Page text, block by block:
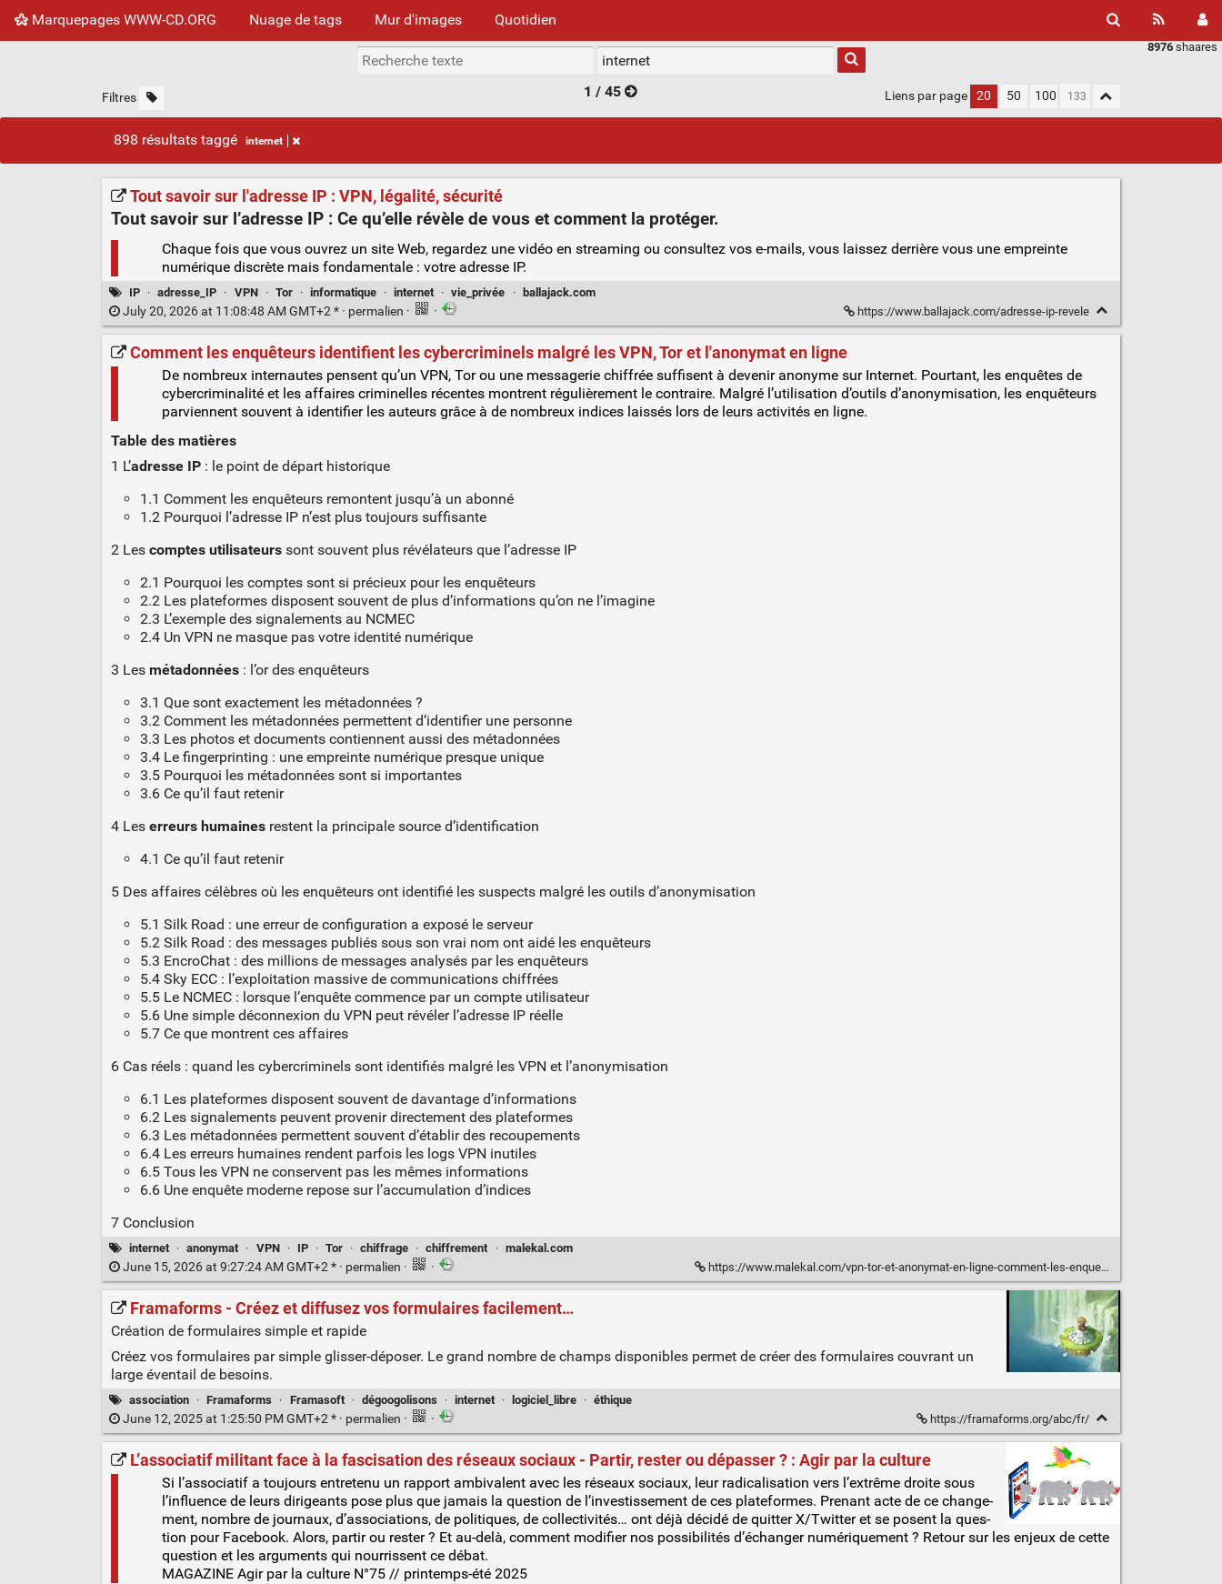
Marquepages WWW-CD.ORG Nuage de tags Mur d'images Quotidien
8976 shaares
Filtres 1 / 45 Liens par page 20 50 100
898 résultats taggé internet
Tout savoir sur l'adresse IP : VPN, légalité, sécurité
Tout savoir sur l’adresse IP: Ce qu’elle révèle de vous et comment la protéger.
Chaque fois que vous ouvrez un site Web, regardez une vidéo en streaming ou consultez vos e-mails, vous laissez derrière vous une empreinte
numérique discrète mais fondamentale : votre adresse IP.
IP · adresse_IP · VPN · Tor · informatique · internet · vie_privée · ballajack.com
July 20, 2026 at 11:08:48 AM GMT+2 * · permalien · · https://www.ballajack.com/adresse-ip-revele
Comment les enquêteurs identifient les cybercriminels malgré les VPN, Tor et l'anonymat en ligne
De nombreux internautes pensent qu’un VPN, Tor ou une messagerie chiffrée suffisent à devenir anonyme sur Internet. Pourtant, les enquêtes de
cybercriminalité et les affaires criminelles récentes montrent régulièrement le contraire. Malgré l’utilisation d’outils d’anonymisation, les enquêteurs
parviennent souvent à identifier les auteurs grâce à de nombreux indices laissés lors de leurs activités en ligne.
Table des matières
1 L’adresse IP: le point de départ historique
1.1 Comment les enquêteurs remontent jusqu’à un abonné
1.2 Pourquoi l’adresse IP n’est plus toujours suffisante
2 Les comptes utilisateurssont souvent plus révélateurs que l’adresse IP
2.1 Pourquoi les comptes sont si précieux pour les enquêteurs
2.2 Les plateformes disposent souvent de plus d’informations qu’on ne l’imagine
2.3 L’exemple des signalements au NCMEC
2.4 Un VPN ne masque pas votre identité numérique
3 Les métadonnées: l’or des enquêteurs
3.1 Que sont exactement les métadonnées ?
3.2 Comment les métadonnées permettent d’identifier une personne
3.3 Les photos et documents contiennent aussi des métadonnées
3.4 Le fingerprinting : une empreinte numérique presque unique
3.5 Pourquoi les métadonnées sont si importantes
3.6 Ce qu’il faut retenir
4 Les erreurs humainesrestent la principale source d’identification
4.1 Ce qu’il faut retenir
5 Des affaires célèbres où les enquêteurs ont identifié les suspects malgré les outils d’anonymisation
5.1 Silk Road : une erreur de configuration a exposé le serveur
5.2 Silk Road : des messages publiés sous son vrai nom ont aidé les enquêteurs
5.3 EncroChat : des millions de messages analysés par les enquêteurs
5.4 Sky ECC : l’exploitation massive de communications chiffrées
5.5 Le NCMEC : lorsque l’enquête commence par un compte utilisateur
5.6 Une simple déconnexion du VPN peut révéler l’adresse IP réelle
5.7 Ce que montrent ces affaires
6 Cas réels : quand les cybercriminels sont identifiés malgré les VPN et l’anonymisation
6.1 Les plateformes disposent souvent de davantage d’informations
6.2 Les signalements peuvent provenir directement des plateformes
6.3 Les métadonnées permettent souvent d’établir des recoupements
6.4 Les erreurs humaines rendent parfois les logs VPN inutiles
6.5 Tous les VPN ne conservent pas les mêmes informations
6.6 Une enquête moderne repose sur l’accumulation d’indices
7 Conclusion
internet · anonymat · VPN · IP · Tor · chiffrage · chiffrement · malekal.com
June 15, 2026 at 9:27:24 AM GMT+2 * · permalien · · https://www.malekal.com/vpn-tor-et-anonymat-en-ligne-comment-les-enqueteurs-retrouvent-les-cybercriminels/
Framaforms - Créez et diffusez vos formulaires facilement…
Création de formulaires simple et rapide
Créez vos formulaires par simple glisser-déposer. Le grand nombre de champs disponibles permet de créer des formulaires couvrant un
large éventail de besoins.
association · Framaforms · Framasoft · dégoogolisons · internet · logiciel_libre · éthique
June 12, 2025 at 1:25:50 PM GMT+2 * · permalien · · https://framaforms.org/abc/fr/
L’associatif militant face à la fascisation des réseaux sociaux - Partir, rester ou dépasser ? : Agir par la culture
Si l’associatif a tou­jours entre­te­nu un rap­port ambi­va­lent avec les réseaux sociaux, leur radi­ca­li­sa­tion vers l’extrême droite sous
l’influence de leurs diri­geants pose plus que jamais la ques­tion de l’investissement de ces pla­te­formes. Pre­nant acte de ce chan­ge­
ment, nombre de jour­naux, d’associations, de poli­tiques, de col­lec­ti­vi­tés… ont déjà déci­dé de quit­ter X/Twitter et se posent la ques­
tion pour Face­book. Alors, par­tir ou res­ter ? Et au-delà, com­ment modi­fier nos pos­si­bi­li­tés d’échanger numé­ri­que­ment ? Retour sur les enjeux de cette
ques­tion et les argu­ments qui nour­rissent ce débat.
MAGAZINE Agir par la culture N°75 // printemps-été 2025